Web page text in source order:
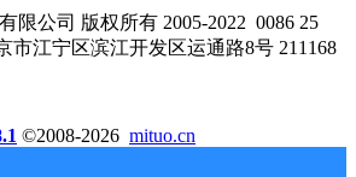
限公司 版权所有 2005-2022 0086 25
市江宁区滨江开发区运通路8号 211168
©2008-2026 mituo.cn